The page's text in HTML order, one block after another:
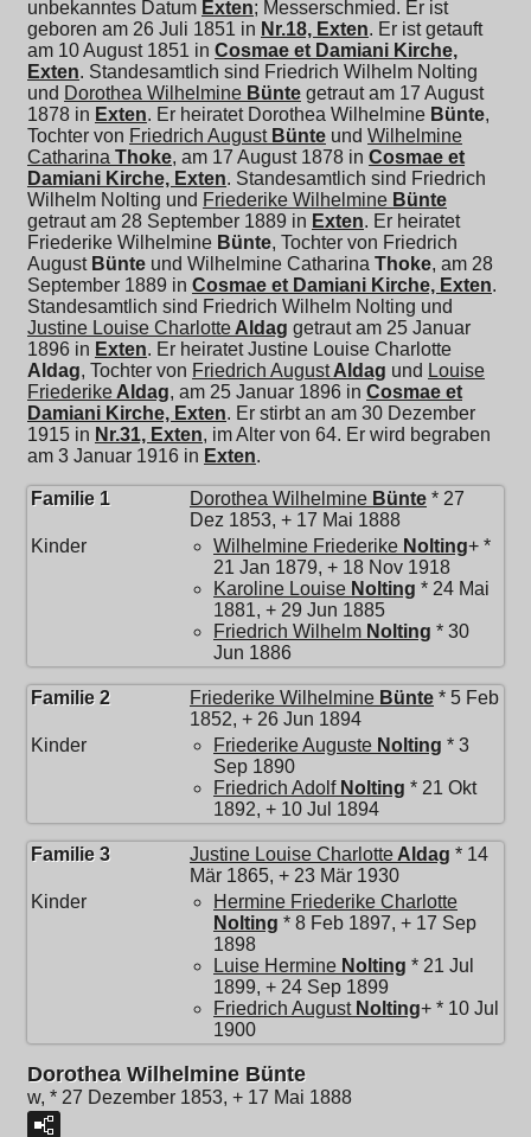
unbekanntes Datum Exten; Messerschmied. Er ist
geboren am 26 Juli 1851 in Nr.18, Exten. Er ist getauft
am 10 August 1851 in Cosmae et Damiani Kirche,
Exten. Standesamtlich sind Friedrich Wilhelm Nolting
und Dorothea Wilhelmine Bünte getraut am 17 August
1878 in Exten. Er heiratet Dorothea Wilhelmine Bünte,
Tochter von Friedrich August Bünte und Wilhelmine
Catharina Thoke, am 17 August 1878 in Cosmae et
Damiani Kirche, Exten. Standesamtlich sind Friedrich
Wilhelm Nolting und Friederike Wilhelmine Bünte
getraut am 28 September 1889 in Exten. Er heiratet
Friederike Wilhelmine Bünte, Tochter von Friedrich
August Bünte und Wilhelmine Catharina Thoke, am 28
September 1889 in Cosmae et Damiani Kirche, Exten.
Standesamtlich sind Friedrich Wilhelm Nolting und
Justine Louise Charlotte Aldag getraut am 25 Januar
1896 in Exten. Er heiratetJustine Louise Charlotte
Aldag, Tochter von Friedrich August Aldag und Louise
Friederike Aldag, am 25 Januar 1896 in Cosmae et
Damiani Kirche, Exten. Er stirbt an am 30 Dezember
1915 in Nr.31, Exten, im Alter von 64. Er wird begraben
am 3 Januar 1916 in Exten.
Familie 1 Dorothea Wilhelmine Bünte * 27
Dez 1853, + 17 Mai 1888
Kinder
Wilhelmine Friederike Nolting+ *
21 Jan 1879, + 18 Nov 1918
Karoline Louise Nolting * 24 Mai
1881, + 29 Jun 1885
Friedrich Wilhelm Nolting * 30
Jun 1886
Familie 2 Friederike Wilhelmine Bünte * 5 Feb
1852, + 26 Jun 1894
Kinder
Friederike Auguste Nolting * 3
Sep 1890
Friedrich Adolf Nolting * 21 Okt
1892, + 10 Jul 1894
Familie 3 Justine Louise Charlotte Aldag * 14
Mär 1865, + 23 Mär 1930
Kinder
Hermine Friederike Charlotte
Nolting * 8 Feb 1897, + 17 Sep
1898
Luise Hermine Nolting * 21 Jul
1899, + 24 Sep 1899
Friedrich August Nolting+ * 10 Jul
1900
Dorothea Wilhelmine Bünte
w, * 27 Dezember 1853, + 17 Mai 1888